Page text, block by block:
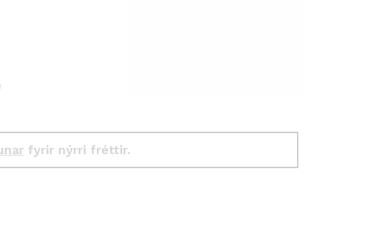
fyrir nýrri fréttir.